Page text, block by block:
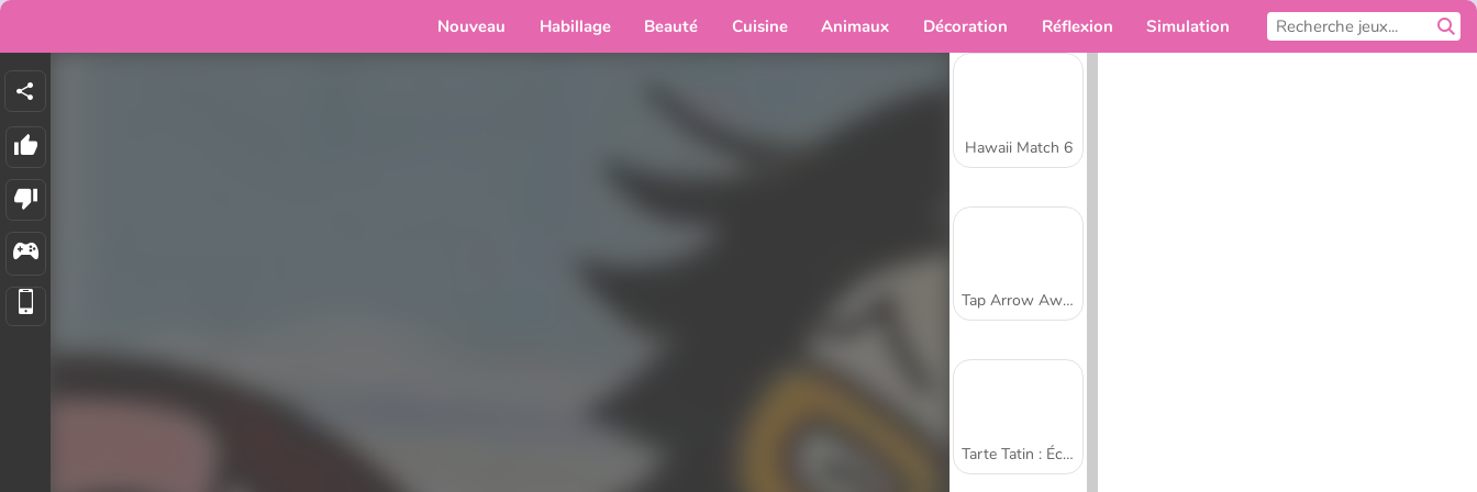
Nouveau Habillage Beauté Cuisine Animaux Décoration Réflexion Simulation
Hawaii Match 6
Tap Arrow Away
Tarte Tatin : École de cuisine de Sara